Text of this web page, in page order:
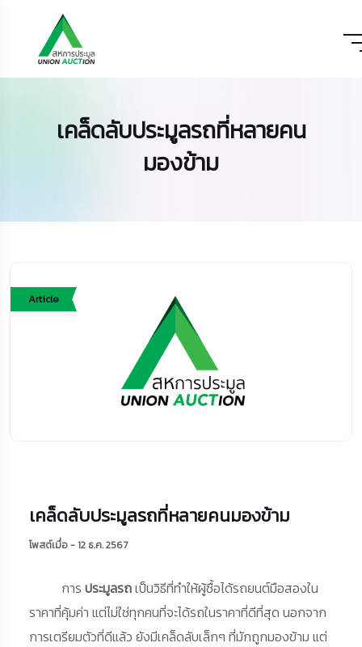
เคล็ดลับประมูลรถที่หลายคน
มองข้าม
Article
เคล็ดลับประมูลรถที่หลายคนมองข้าม
โพสต์เมื่อ - 12 ธ.ค. 2567
การ ประมูลรถเป็นวิธีที่ทำให้ผู้ซื้อได้รถยนต์มือสองใน
ราคาที่คุ้มค่า แต่ไม่ใช่ทุกคนที่จะได้รถในราคาที่ดีที่สุด นอกจาก
การเตรียมตัวที่ดีแล้ว ยังมีเคล็ดลับเล็กๆ ที่มักถูกมองข้าม แต่